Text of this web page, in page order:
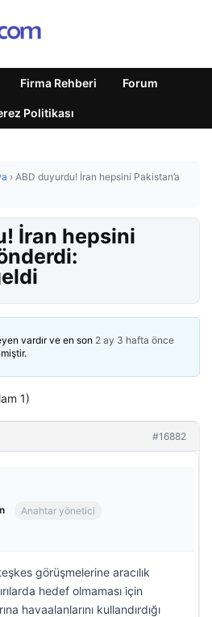
Firma Rehberi Forum
Politikası
› ABD duyurdu! İran hepsini Pakistan’a
İran hepsini
vardır ve en son 2 ay 3 hafta önce
1)
#16882
Anahtar yönetici
görüşmelerine aracılık
hedef olmaması için
havaalanlarını kullandırdığı